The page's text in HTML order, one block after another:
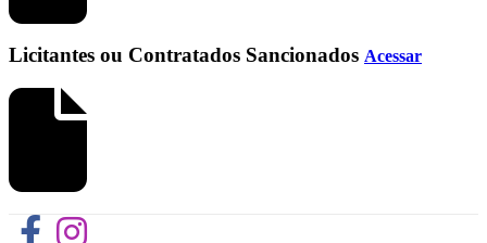
Licitantes ou Contratados Sancionados Acessar